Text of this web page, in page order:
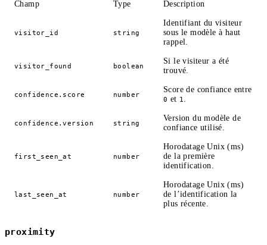
Champ Type Description
visitor_id string
Identifiant du visiteur
sous le modèle à haut
rappel.
visitor_found boolean
Si le visiteur a été
trouvé.
confidence.score number
Score de confiance entre
0 et 1.
confidence.version string
Version du modèle de
confiance utilisé.
first_seen_at number
Horodatage Unix (ms)
de la première
identification.
last_seen_at number
Horodatage Unix (ms)
de l’identification la
plus récente.
proximity